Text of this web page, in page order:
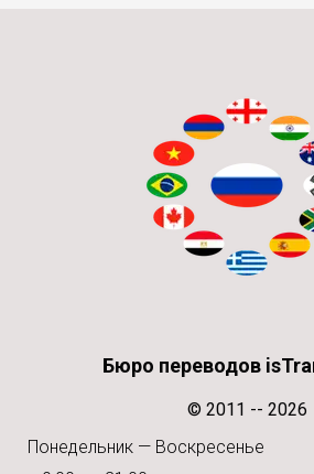
Бюро переводов
© 2011 -- 2026
Понедельник — Воскресенье